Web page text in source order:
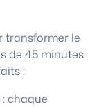
transformer le
de 45 minutes
:
: chaque